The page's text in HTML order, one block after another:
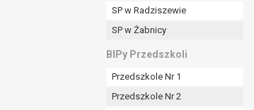
SP w Radziszewie
SP w Żabnicy
BIPy Przedszkoli
Przedszkole Nr 1
Przedszkole Nr 2
ma innej podstawy prawnej